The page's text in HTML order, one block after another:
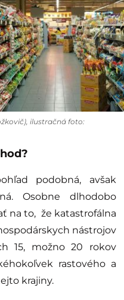
ilustračná foto:
podobná, avšak
Osobne dlhodobo
na to, že katastrofálna
nástrojov
15, možno 20 rokov
rastového a
krajiny.